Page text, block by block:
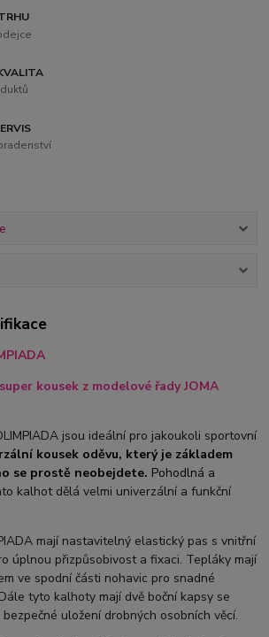
kousek z modelové řady JOMA
jsou ideální pro jakoukoli sportovní
kousek oděvu, který je základem
se prostě neobejdete. Pohodlná a
kalhot dělá velmi univerzální a funkční
mají nastavitelný elastický pas s vnitřní
úplnou přizpůsobivost a fixaci. Tepláky mají
ve spodní části nohavic pro snadné
tyto kalhoty mají dvě boční kapsy se
uložení drobných osobních věcí.